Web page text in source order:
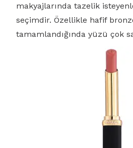
makyajlarında tazelik
seçimdir. Özellikle hafif
tamamlandığında yüzü çok